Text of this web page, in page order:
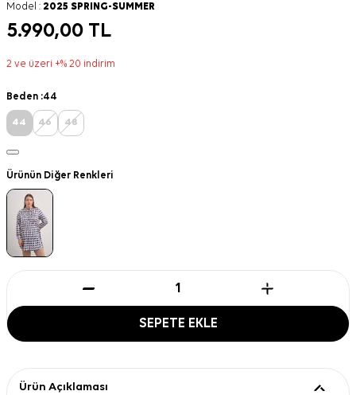
Model : 2025 SPRING-SUMMER
5.990,00 TL
2 ve üzeri +% 20 indirim
Beden :44
44 46 48
Ürünün Diğer Renkleri
SEPETE EKLE
Ürün Açıklaması